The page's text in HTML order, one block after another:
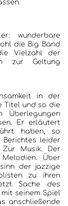
wunderbare
die Big Band
Vielzahl der
zur Geltung
in der
Titel und so die
Überlegungen
Er erläutert
haben, so
leider
Zur Musik. Der
Über
der jazzige
zu ihren
Sache des
mit seinem Spiel
anschließende